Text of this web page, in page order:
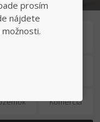
Komercia
prosím
nájdete